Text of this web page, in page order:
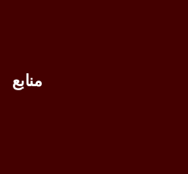
منابع